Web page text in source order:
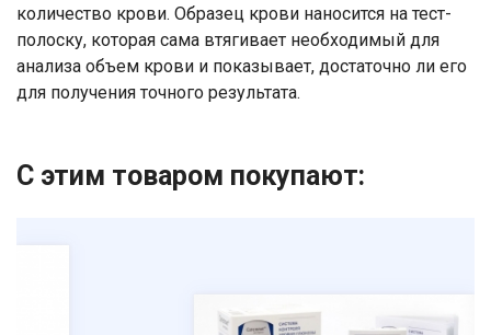
количество крови. Образец крови наносится на тест-
полоску, которая сама втягивает необходимый для
анализа объем крови и показывает, достаточно ли его
для получения точного результата.
С этим товаром покупают:
Ваше имя
Номер телефона
Нажимая на кнопку "Отправить" вы